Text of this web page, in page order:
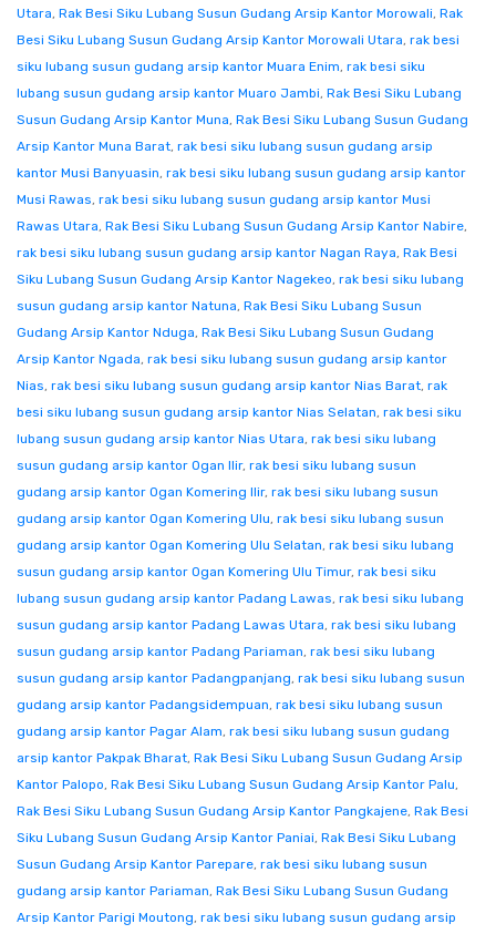
Utara, Rak Besi Siku Lubang Susun Gudang Arsip Kantor Morowali, Rak
Besi Siku Lubang Susun Gudang Arsip Kantor Morowali Utara, rak besi
siku lubang susun gudang arsip kantor Muara Enim, rak besi siku
lubang susun gudang arsip kantor Muaro Jambi, Rak Besi Siku Lubang
Susun Gudang Arsip Kantor Muna, Rak Besi Siku Lubang Susun Gudang
Arsip Kantor Muna Barat, rak besi siku lubang susun gudang arsip
kantor Musi Banyuasin, rak besi siku lubang susun gudang arsip kantor
Musi Rawas, rak besi siku lubang susun gudang arsip kantor Musi
Rawas Utara, Rak Besi Siku Lubang Susun Gudang Arsip Kantor Nabire,
rak besi siku lubang susun gudang arsip kantor Nagan Raya, Rak Besi
Siku Lubang Susun Gudang Arsip Kantor Nagekeo, rak besi siku lubang
susun gudang arsip kantor Natuna, Rak Besi Siku Lubang Susun
Gudang Arsip Kantor Nduga, Rak Besi Siku Lubang Susun Gudang
Arsip Kantor Ngada, rak besi siku lubang susun gudang arsip kantor
Nias, rak besi siku lubang susun gudang arsip kantor Nias Barat, rak
besi siku lubang susun gudang arsip kantor Nias Selatan, rak besi siku
lubang susun gudang arsip kantor Nias Utara, rak besi siku lubang
susun gudang arsip kantor Ogan Ilir, rak besi siku lubang susun
gudang arsip kantor Ogan Komering Ilir, rak besi siku lubang susun
gudang arsip kantor Ogan Komering Ulu, rak besi siku lubang susun
gudang arsip kantor Ogan Komering Ulu Selatan, rak besi siku lubang
susun gudang arsip kantor Ogan Komering Ulu Timur, rak besi siku
lubang susun gudang arsip kantor Padang Lawas, rak besi siku lubang
susun gudang arsip kantor Padang Lawas Utara, rak besi siku lubang
susun gudang arsip kantor Padang Pariaman, rak besi siku lubang
susun gudang arsip kantor Padangpanjang, rak besi siku lubang susun
gudang arsip kantor Padangsidempuan, rak besi siku lubang susun
gudang arsip kantor Pagar Alam, rak besi siku lubang susun gudang
arsip kantor Pakpak Bharat, Rak Besi Siku Lubang Susun Gudang Arsip
Kantor Palopo, Rak Besi Siku Lubang Susun Gudang Arsip Kantor Palu,
Rak Besi Siku Lubang Susun Gudang Arsip Kantor Pangkajene, Rak Besi
Siku Lubang Susun Gudang Arsip Kantor Paniai, Rak Besi Siku Lubang
Susun Gudang Arsip Kantor Parepare, rak besi siku lubang susun
gudang arsip kantor Pariaman, Rak Besi Siku Lubang Susun Gudang
Arsip Kantor Parigi Moutong, rak besi siku lubang susun gudang arsip